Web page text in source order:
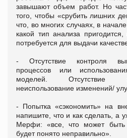
завышают объем работ. Но
того, чтобы «срубить лишних
что, во многих случаях, в
какой тип анализа
потребуется для выдачи
- Отсутствие контроля
процессов или
моделей. Отсутствие
неиспользование изменений/
- Попытка «сэкономить» на
напишите, что и как сделать,
Мерфи: «все, что может быть
будет понято неправильно».